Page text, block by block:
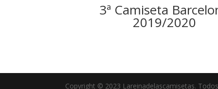
3ª Camiseta
2019/2020
Copyright © 2023 Lareinadelascamisetas.